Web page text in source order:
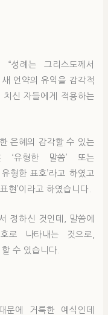
성례는 그리스도께서
언약의 유익을 감각적
신 자들에게 적용하는
은혜의 감각할 수 있는
‘유형한 말씀’ 또는
형한 표호’라고 하였고
현’이라고 하였습니다.
정하신 것인데, 말씀에
로 나타내는 것으로,
수 있습니다.
에 거룩한 예식인데